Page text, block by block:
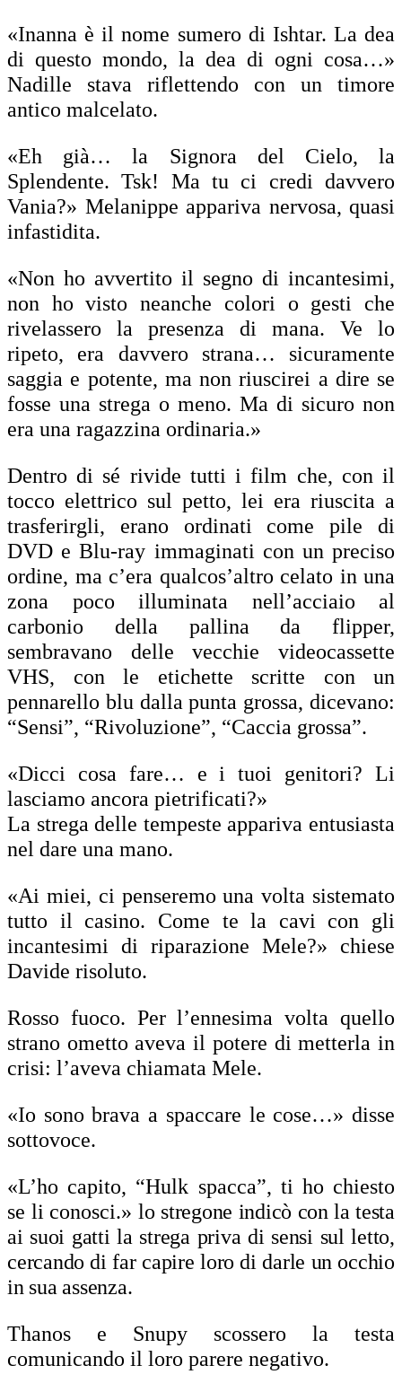
«Inanna è il nome sumero di Ishtar. La dea
di questo mondo, la dea di ogni cosa…»
Nadille stava riflettendo con un timore
antico malcelato.
«Eh già… la Signora del Cielo, la
Splendente. Tsk! Ma tu ci credi davvero
Vania?» Melanippe appariva nervosa, quasi
infastidita.
«Non ho avvertito il segno di incantesimi,
non ho visto neanche colori o gesti che
rivelassero la presenza di mana. Ve lo
ripeto, era davvero strana… sicuramente
saggia e potente, ma non riuscirei a dire se
fosse una strega o meno. Ma di sicuro non
era una ragazzina ordinaria.»
Dentro di sé rivide tutti i film che, con il
tocco elettrico sul petto, lei era riuscita a
trasferirgli, erano ordinati come pile di
DVD e Blu-ray immaginati con un preciso
ordine, ma c’era qualcos’altro celato in una
zona poco illuminata nell’acciaio al
carbonio della pallina da flipper,
sembravano delle vecchie videocassette
VHS, con le etichette scritte con un
pennarello blu dalla punta grossa, dicevano:
“Sensi”, “Rivoluzione”, “Caccia grossa”.
«Dicci cosa fare… e i tuoi genitori? Li
lasciamo ancora pietrificati?»
La strega delle tempeste appariva entusiasta
nel dare una mano.
«Ai miei, ci penseremo una volta sistemato
tutto il casino. Come te la cavi con gli
incantesimi di riparazione Mele?» chiese
Davide risoluto.
Rosso fuoco. Per l’ennesima volta quello
strano ometto aveva il potere di metterla in
crisi: l’aveva chiamata Mele.
«Io sono brava a spaccare le cose…» disse
sottovoce.
«L’ho capito, “Hulk spacca”, ti ho chiesto
se li conosci.» lo stregone indicò con la testa
ai suoi gatti la strega priva di sensi sul letto,
cercando di far capire loro di darle un occhio
in sua assenza.
Thanos e Snupy scossero la testa
comunicando il loro parere negativo.